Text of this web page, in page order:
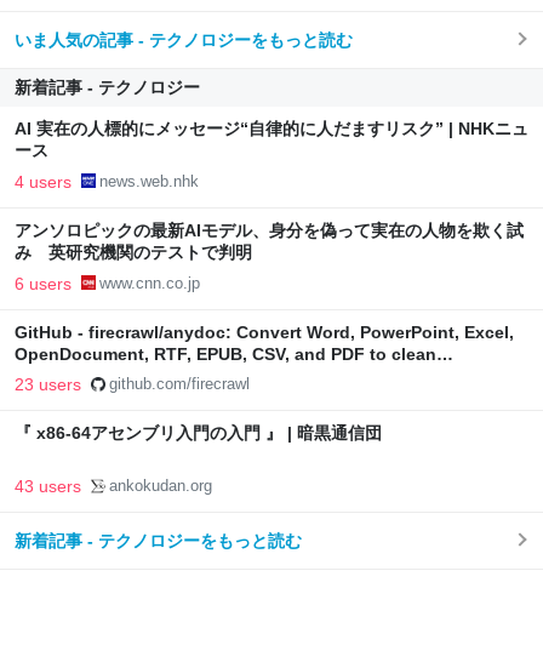
いま人気の記事 - テクノロジーをもっと読む
新着記事 - テクノロジー
AI 実在の人標的にメッセージ“自律的に人だますリスク” | NHKニュ
ース
4 users news.web.nhk
アンソロピックの最新AIモデル、身分を偽って実在の人物を欺く試
み 英研究機関のテストで判明
6 users www.cnn.co.jp
GitHub - firecrawl/anydoc: Convert Word, PowerPoint, Excel,
OpenDocument, RTF, EPUB, CSV, and PDF to clean
Markdown. Built in Rust, with Node.js and Python bindings.
23 users github.com/firecrawl
『 x86-64アセンブリ入門の入門 』 | 暗黒通信団
43 users ankokudan.org
新着記事 - テクノロジーをもっと読む